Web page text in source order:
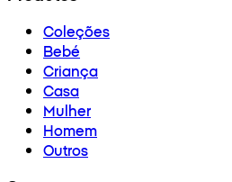
Coleções
Bebé
Criança
Casa
Mulher
Homem
Outros